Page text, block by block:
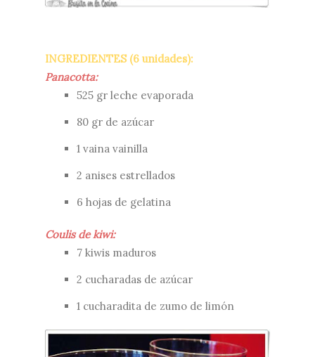
INGREDIENTES (6 unidades):
Panacotta:
525 gr leche evaporada
80 gr de azúcar
1 vaina vainilla
2 anises estrellados
6 hojas de gelatina
Coulis de kiwi:
7 kiwis maduros
2 cucharadas de azúcar
1 cucharadita de zumo de limón